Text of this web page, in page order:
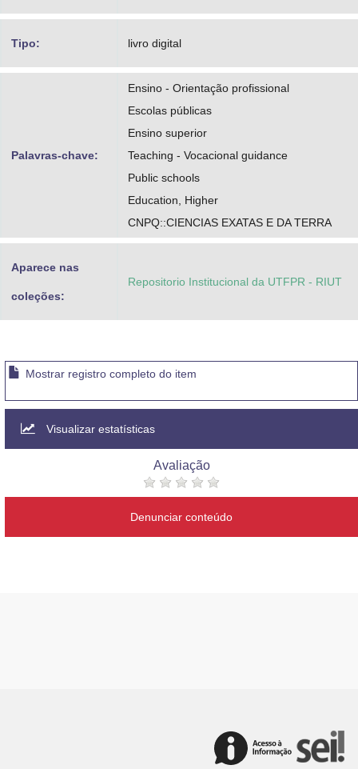
Tipo: livro digital
Palavras-chave:
Ensino - Orientação profissional
Escolas públicas
Ensino superior
Teaching - Vocacional guidance
Public schools
Education, Higher
CNPQ::CIENCIAS EXATAS E DA TERRA
Aparece nas
coleções:
Repositorio Institucional da UTFPR - RIUT
Mostrar registro completo do item
Visualizar estatísticas
Avaliação
Denunciar conteúdo